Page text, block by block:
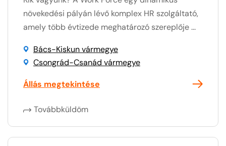
növekedési pályán lévő komplex HR szolgáltató,
amely több évtizede meghatározó szereplője ...
Bács-Kiskun vármegye
Csongrád-Csanád vármegye
Állás megtekintése
Továbbküldöm